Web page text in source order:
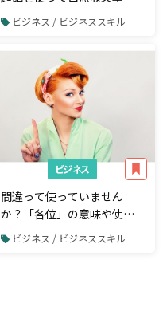
書く方法
ビジネス / ビジネススキル
ビジネス
間違って使っていません
か？「各位」の意味や使い
方を解説
ビジネス / ビジネススキル